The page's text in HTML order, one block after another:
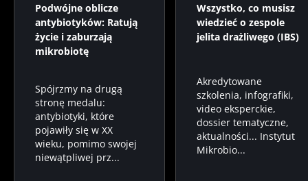
Podwójne oblicze
antybiotyków: Ratują
życie i zaburzają
mikrobiotę
Spójrzmy na drugą
stronę medalu:
antybiotyki, które
pojawiły się w XX
wieku, pomimo swojej
niewątpliwej prz...
Wszystko, co musisz
wiedzieć o zespole
jelita drażliwego (IBS)
Akredytowane
szkolenia, infografiki,
video eksperckie,
dossier tematyczne,
aktualności... Instytut
Mikrobio...